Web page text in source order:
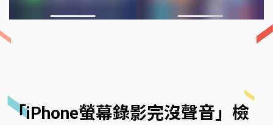
「iPhone螢幕錄影完沒聲音」檢